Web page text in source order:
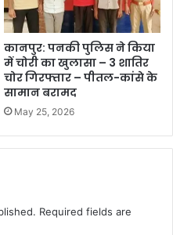
कानपुर: पनकी पुलिस ने किया
में चोरी का खुलासा – 3 शातिर
चोर गिरफ्तार – पीतल-कांसे के
सामान बरामद
May 25, 2026
Required fields are